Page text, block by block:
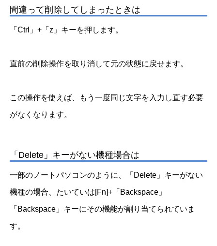
間違って削除してしまったときは
「Ctrl」+「z」キーを押します。
直前の削除操作を取り消して元の状態に戻せます。
この操作を使えば、もう一度同じ文字を入力し直す必要
がなくなります。
「Delete」キーがない機種場合は
一部のノートパソコンのように、「Delete」キーがない
機種の場合、たいていは[Fn]+「Backspace」
「Backspace」キーにその機能が割り当てられていま
す。